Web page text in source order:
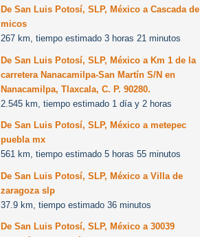
De San Luis Potosí, SLP, México a Cascada de
micos
267 km, tiempo estimado 3 horas 21 minutos
De San Luis Potosí, SLP, México a Km 1 de la
carretera Nanacamilpa-San Martín S/N en
Nanacamilpa, Tlaxcala, C. P. 90280.
2.545 km, tiempo estimado 1 día y 2 horas
De San Luis Potosí, SLP, México a metepec
puebla mx
561 km, tiempo estimado 5 horas 55 minutos
De San Luis Potosí, SLP, México a Villa de
zaragoza slp
37.9 km, tiempo estimado 36 minutos
De San Luis Potosí, SLP, México a 30039